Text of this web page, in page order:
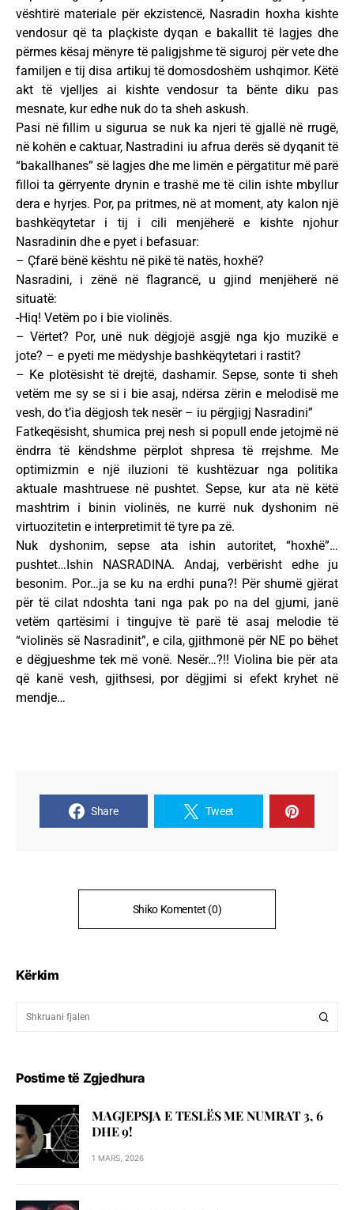
vështirë materiale për ekzistencë, Nasradin hoxha kishte
vendosur që ta plaçkiste dyqan e bakallit të lagjes dhe
përmes kësaj mënyre të paligjshme të siguroj për vete dhe
familjen e tij disa artikuj të domosdoshëm ushqimor. Këtë
akt të vjelljes ai kishte vendosur ta bënte diku pas
mesnate, kur edhe nuk do ta sheh askush.
Pasi në fillim u sigurua se nuk ka njeri të gjallë në rrugë,
në kohën e caktuar, Nastradini iu afrua derës së dyqanit të
“bakallhanes” së lagjes dhe me limën e përgatitur më parë
filloi ta gërryente drynin e trashë me të cilin ishte mbyllur
dera e hyrjes. Por, pa pritmes, në at moment, aty kalon një
bashkëqytetar i tij i cili menjëherë e kishte njohur
Nasradinin dhe e pyet i befasuar:
– Çfarë bënë kështu në pikë të natës, hoxhë?
Nasradini, i zënë në flagrancë, u gjind menjëherë në
situatë:
-Hiq! Vetëm po i bie violinës.
– Vërtet? Por, unë nuk dëgjojë asgjë nga kjo muzikë e
jote? – e pyeti me mëdyshje bashkëqytetari i rastit?
– Ke plotësisht të drejtë, dashamir. Sepse, sonte ti sheh
vetëm me sy se si i bie asaj, ndërsa zërin e melodisë me
vesh, do t’ia dëgjosh tek nesër – iu përgjigj Nasradini”
Fatkeqësisht, shumica prej nesh si popull ende jetojmë në
ëndrra të këndshme përplot shpresa të rrejshme. Me
optimizmin e një iluzioni të kushtëzuar nga politika
aktuale mashtruese në pushtet. Sepse, kur ata në këtë
mashtrim i binin violinës, ne kurrë nuk dyshonim në
virtuozitetin e interpretimit të tyre pa zë.
Nuk dyshonim, sepse ata ishin autoritet, “hoxhë”…
pushtet…Ishin NASRADINA. Andaj, verbërisht edhe ju
besonim. Por…ja se ku na erdhi puna?! Për shumë gjërat
për të cilat ndoshta tani nga pak po na del gjumi, janë
vetëm qartësimi i tingujve të parë të asaj melodie të
“violinës së Nasradinit”, e cila, gjithmonë për NE po bëhet
e dëgjueshme tek më vonë. Nesër…?!! Violina bie për ata
që kanë vesh, gjithsesi, por dëgjimi si efekt kryhet në
mendje…
Share Tweet
Shiko Komentet (0)
Kërkim
Postime të Zgjedhura
MAGJEPSJA E TESLËS ME NUMRAT 3, 6
DHE 9!
1 MARS, 2026